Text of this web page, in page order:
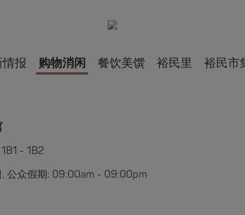
报 购物消闲 餐饮美馔 裕民里 裕民市
- 1B2
, 公众假期: 09:00am - 09:00pm